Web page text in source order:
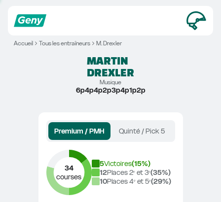
Accueil Tous les entraîneurs M. Drexler
MARTIN
DREXLER
Musique
6p4p4p2p3p4p1p2p
Premium / PMH Quinté / Pick 5
34
courses
5Victoires(15%)
12Places 2ᵉ et 3ᵉ(35%)
10Places 4ᵉ et 5ᵉ(29%)